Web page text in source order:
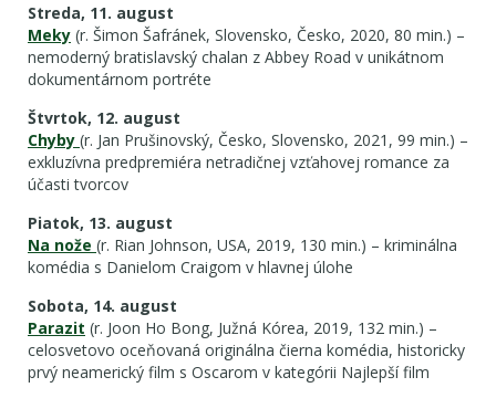
Streda, 11. august
Meky (r. Šimon Šafránek, Slovensko, Česko, 2020, 80 min.) –
nemoderný bratislavský chalan z Abbey Road v unikátnom
dokumentárnom portréte
Štvrtok, 12. august
Chyby (r. Jan Prušinovský, Česko, Slovensko, 2021, 99 min.) –
exkluzívna predpremiéra netradičnej vzťahovej romance za
účasti tvorcov
Piatok, 13. august
Na nože (r. Rian Johnson, USA, 2019, 130 min.) – kriminálna
komédia s Danielom Craigom v hlavnej úlohe
Sobota, 14. august
Parazit (r. Joon Ho Bong, Južná Kórea, 2019, 132 min.) –
celosvetovo oceňovaná originálna čierna komédia, historicky
prvý neamerický film s Oscarom v kategórii Najlepší film